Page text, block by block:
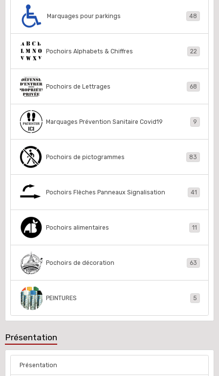
Marquages pour parkings 48
Pochoirs Alphabets & Chiffres 22
Pochoirs de Lettrages 68
Marquages Prévention Sanitaire Covid19 9
Pochoirs de pictogrammes 83
Pochoirs Flèches Panneaux Signalisation 41
Pochoirs alimentaires 11
Pochoirs de décoration 63
PEINTURES 5
Présentation
Présentation